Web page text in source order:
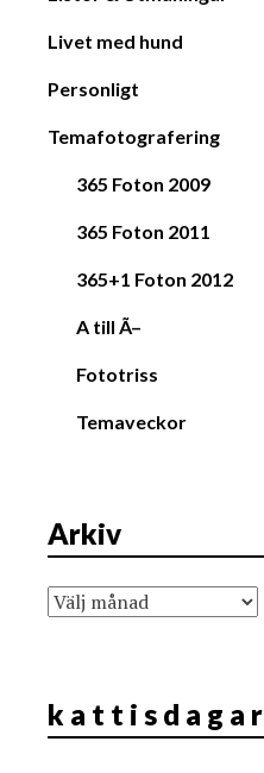
Livet med hund
Personligt
Temafotografering
365 Foton 2009
365 Foton 2011
365+1 Foton 2012
A till Ã–
Fototriss
Temaveckor
Arkiv
Arkiv
k a t t i s d a g a r